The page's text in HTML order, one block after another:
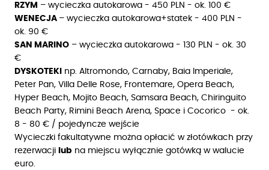
RZYM – wycieczka autokarowa - 450 PLN - ok. 100 €
WENECJA – wycieczka autokarowa+statek - 400 PLN -
ok. 90 €
SAN MARINO – wycieczka autokarowa - 130 PLN - ok. 30
€
DYSKOTEKI np. Altromondo, Carnaby, Baia Imperiale,
Peter Pan, Villa Delle Rose, Frontemare, Opera Beach,
Hyper Beach, Mojito Beach, Samsara Beach, Chiringuito
Beach Party, Rimini Beach Arena, Space i Cocorico - ok.
8 - 80 € / pojedyncze wejście
Wycieczki fakultatywne można opłacić w złotówkach przy
rezerwacji lub na miejscu wyłącznie gotówką w walucie
euro.